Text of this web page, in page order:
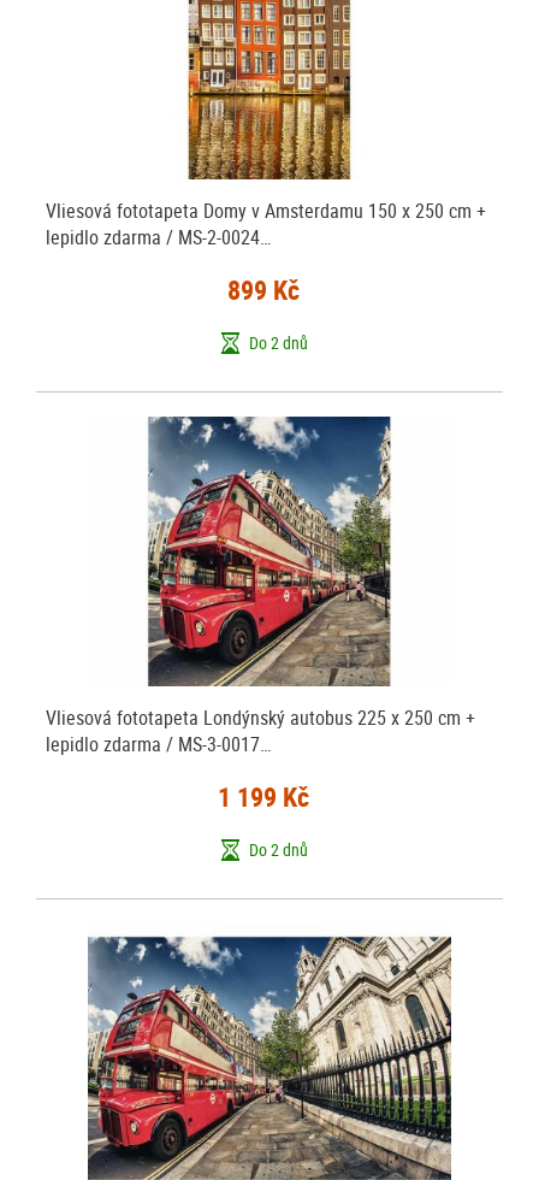
Vliesová fototapeta Domy v Amsterdamu 150 x 250 cm +
lepidlo zdarma / MS-2-0024…
899 Kč
Do 2 dnů
Vliesová fototapeta Londýnský autobus 225 x 250 cm +
lepidlo zdarma / MS-3-0017…
1 199 Kč
Do 2 dnů